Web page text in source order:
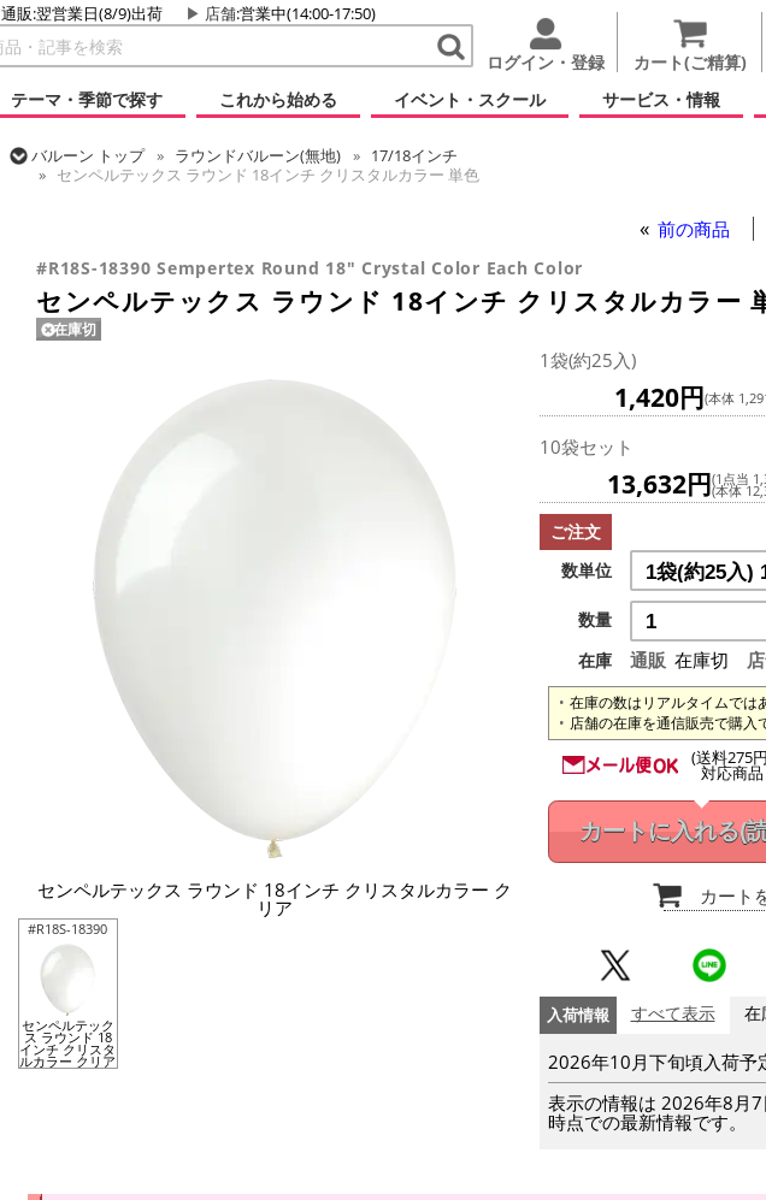
通販:翌営業日(8/9)出荷 店舗:営業中(14:00-17:50)
ログイン・登録 カート(ご精算)
テーマ・季節で探す
これから始める イベント・スクール サービス・情報
バルーン トップ ラウンドバルーン(無地)
17/18インチ
センペルテックス ラウンド 18インチ クリスタルカラー 単色
前の商品
#R18S-18390 Sempertex Round 18" Crystal Color Each Color
センペルテックス ラウンド 18インチ クリスタルカラー
在庫切
センペルテックス ラウンド 18インチ クリスタルカラー ク
リア
#R18S-18390
センペルテック
ス ラウンド 18
インチ クリスタ
ルカラー クリア
1袋(約25入)
1,420円(本体
10袋セット
13,632円(1点当
(本体
ご注文
数単位
数量
在庫
通販 在庫切
在庫の数はリアルタイムでは
店舗の在庫を通信販売で購入
(送料275
対応商品
カートに入れる(
カート
入荷情報 すべて表示 在
2026年10月下旬頃入荷予
表示の情報は 2026年8月
時点での最新情報です。